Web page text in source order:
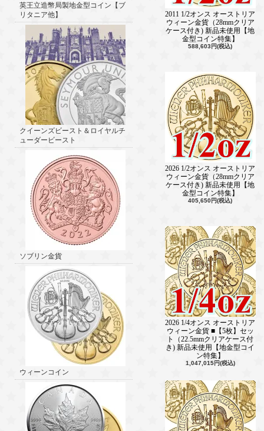
英王立造幣局製地金型コイン【ブ
リタニア他】
クイーンズビースト＆ロイヤルチ
ューダービースト
ソブリン金貨
ウィーンコイン
2011 1/2オンス オーストリア
ウィーン金貨（28mmクリア
ケース付き) 新品未使用【地
金型コイン特集】
588,603円(税込)
2026 1/2オンス オーストリア
ウィーン金貨（28mmクリア
ケース付き) 新品未使用【地
金型コイン特集】
405,650円(税込)
2026 1/4オンス オーストリア
ウィーン金貨 ■【5枚】セッ
ト（22.5mmクリアケース付
き) 新品未使用【地金型コイ
ン特集】
1,047,015円(税込)